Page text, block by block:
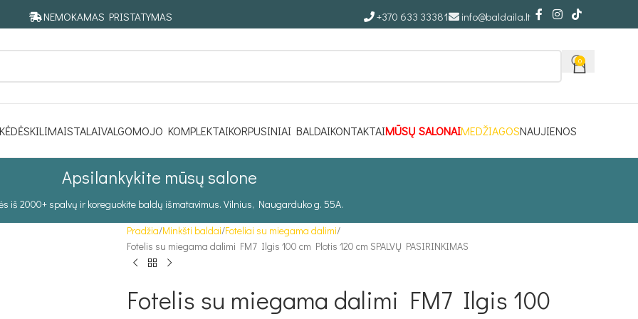
NEMOKAMAS PRISTATYMAS +370 633 33381 info@baldaila.lt
0
KĖDĖSKILIMAISTALAIVALGOMOJO KOMPLEKTAIKORPUSINIAI BALDAIKONTAKTAIMŪSŲ SALONAIMEDŽIAGOSNAUJIENOS
Apsilankykite mūsų salone
iš 2000+ spalvų ir koreguokite baldų išmatavimus. Vilnius, Naugarduko g. 55A.
Pradžia Minkšti baldai Foteliai su miegama dalimi
Fotelis su miegama dalimi FM7 Ilgis 100 cm Plotis 120 cm SPALVŲ PASIRINKIMAS
Fotelis su miegama dalimi FM7 Ilgis 100